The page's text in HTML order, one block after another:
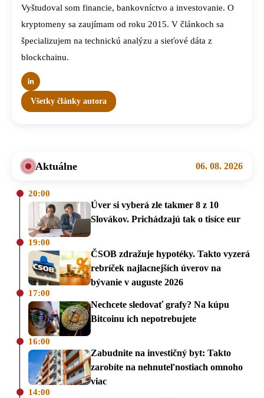
Vyštudoval som financie, bankovníctvo a investovanie. O
kryptomeny sa zaujímam od roku 2015. V článkoch sa
špecializujem na technickú analýzu a sieťové dáta z
blockchainu.
Všetky články autora
Aktuálne 06. 08. 2026
20:00
Úver si vyberá zle takmer 8 z 10
Slovákov. Prichádzajú tak o tisíce eur
19:00
ČSOB zdražuje hypotéky. Takto vyzerá
rebríček najlacnejších úverov na
bývanie v auguste 2026
17:00
Nechcete sledovať grafy? Na kúpu
Bitcoinu ich nepotrebujete
16:00
Zabudnite na investičný byt: Takto
zarobíte na nehnuteľnostiach omnoho
viac
14:00